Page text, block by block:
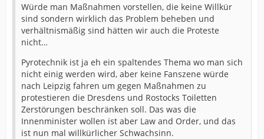
Würde man Maßnahmen vorstellen, die keine Willkür
sind sondern wirklich das Problem beheben und
verhältnismäßig sind hätten wir auch die Proteste
nicht…
Pyrotechnik ist ja eh ein spaltendes Thema wo man sich
nicht einig werden wird, aber keine Fanszene würde
nach Leipzig fahren um gegen Maßnahmen zu
protestieren die Dresdens und Rostocks Toiletten
Zerstörungen beschränken soll. Das was die
Innenminister wollen ist aber Law and Order, und das
ist nun mal willkürlicher Schwachsinn.